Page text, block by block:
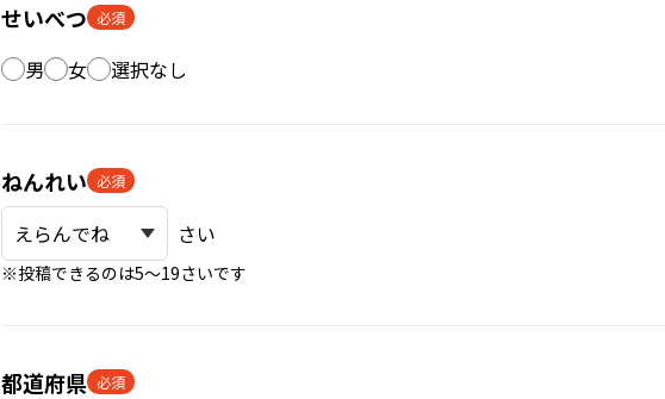
せいべつ 必須
男 女 選択なし
ねんれい 必須
さい
※投稿できるのは5〜19さいです
都道府県 必須